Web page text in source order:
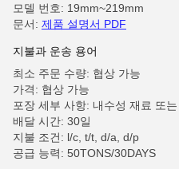
모델 번호: 19mm~219mm
문서: 제품 설명서 PDF
지불과 운송 용어
최소 주문 수량: 협상 가능
가격: 협상 가능
포장 세부 사항: 내수성 재료 또
배달 시간: 30일
지불 조건: l/c, t/t, d/a, d/p
공급 능력: 50TONS/30DAYS